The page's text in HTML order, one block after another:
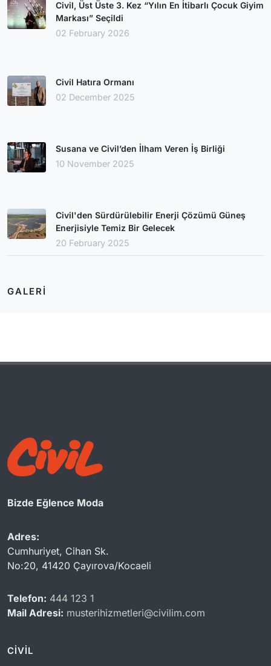
Civil, Üst Üste 3. Kez “Yılın En İtibarlı Çocuk Giyim
Markası” Seçildi
02 February 2026
Civil Hatıra Ormanı
02 December 2025
Susana ve Civil’den İlham Veren İş Birliği
10 November 2025
Civil'den Sürdürülebilir Enerji Çözümü Güneş
Enerjisiyle Temiz Bir Gelecek
20 February 2025
GALERI
Bizde Eğlence Moda
Adres:
Cumhuriyet, Cihan Sk.
No:20, 41420 Çayırova/Kocaeli
Telefon: 444 123 1
Mail Adresi: musterihizmetleri@civilim.com
CİVİL